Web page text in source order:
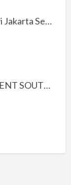
Kost MRT Haji Nawi Jakarta Selatan
SERVICE APARTMENT SOUTH RESIDENCE